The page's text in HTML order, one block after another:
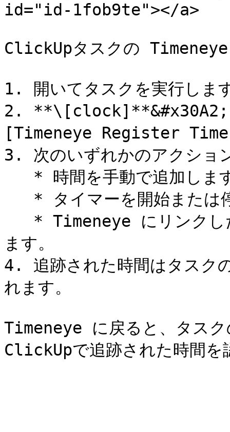
id="id-1fob9te"></a>
ClickUpタスクの Timeneye
1. 開いてタスクを実行しま
2. **\[clock]**&#x30A2;
[Timeneye Register
3. 次のいずれかのアクショ
ます。
4. 追跡された時間はタス
れます。
Timeneye に戻ると、タス